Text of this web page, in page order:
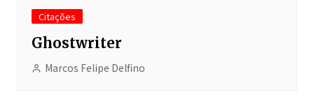
Citações
Ghostwriter
Marcos Felipe Delfino